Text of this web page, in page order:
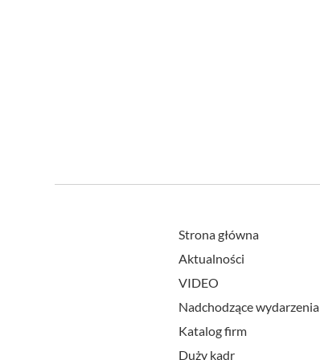
Strona główna
Aktualności
VIDEO
Nadchodzące wydarzenia
Katalog firm
Duży kadr